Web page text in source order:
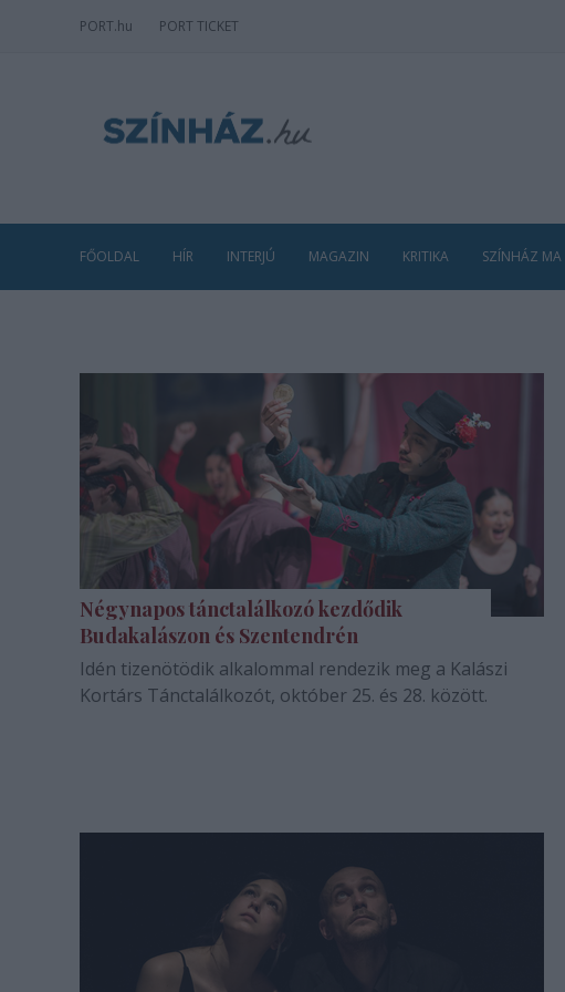
PORT.hu PORT TICKET
FŐOLDAL HÍR INTERJÚ MAGAZIN KRITIKA SZÍNHÁZ MA
Négynapos tánctalálkozó kezdődik
Budakalászon és Szentendrén
Idén tizenötödik alkalommal rendezik meg a Kalászi
Kortárs Tánctalálkozót, október 25. és 28. között.